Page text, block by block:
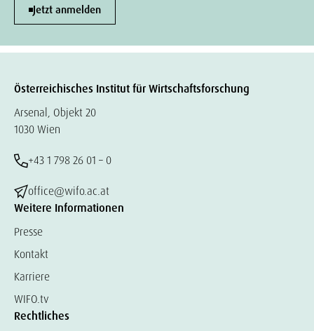
Jetzt anmelden
Österreichisches Institut für Wirtschaftsforschung
Arsenal, Objekt 20
1030 Wien
+43 1 798 26 01 – 0
office@wifo.ac.at
Weitere Informationen
Presse
Kontakt
Karriere
WIFO.tv
Rechtliches